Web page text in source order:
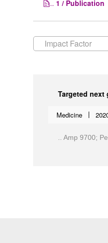
.. 1 / Publication
Impact Factor
Targeted next
Medicine
.. Amp 9700;